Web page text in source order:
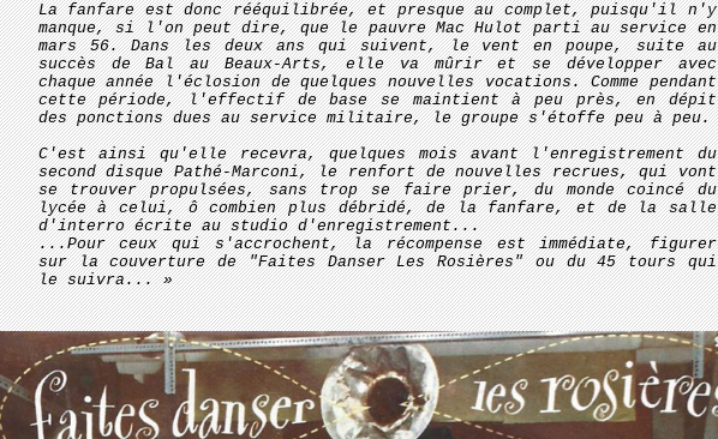
La fanfare est donc rééquilibrée, et presque au complet, puisqu'il n'y
manque, si l'on peut dire, que le pauvre Mac Hulot parti au service en
mars 56. Dans les deux ans qui suivent, le vent en poupe, suite au
succès de Bal au Beaux-Arts, elle va mûrir et se développer avec
chaque année l'éclosion de quelques nouvelles vocations. Comme pendant
cette période, l'effectif de base se maintient à peu près, en dépit
des ponctions dues au service militaire, le groupe s'étoffe peu à peu.
C'est ainsi qu'elle recevra, quelques mois avant l'enregistrement du
second disque Pathé-Marconi, le renfort de nouvelles recrues, qui vont
se trouver propulsées, sans trop se faire prier, du monde coincé du
lycée à celui, ô combien plus débridé, de la fanfare, et de la salle
d'interro écrite au studio d'enregistrement...
...Pour ceux qui s'accrochent, la récompense est immédiate, figurer
sur la couverture de "Faites Danser Les Rosières" ou du 45 tours qui
le suivra... »